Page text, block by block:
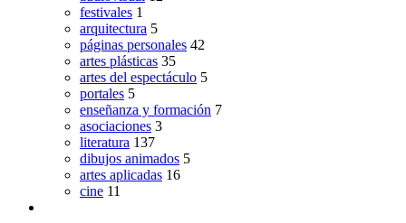
festivales 1
arquitectura 5
páginas personales 42
artes plásticas 35
artes del espectáculo 5
portales 5
enseñanza y formación 7
asociaciones 3
literatura 137
dibujos animados 5
artes aplicadas 16
cine 11